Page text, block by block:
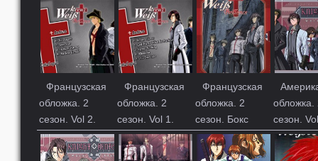
Французская
обложка. 2
сезон. Vol 2.
Французская
обложка. 2
сезон. Vol 1.
Французская
обложка. 2
сезон. Бокс
обложка.
сезон.